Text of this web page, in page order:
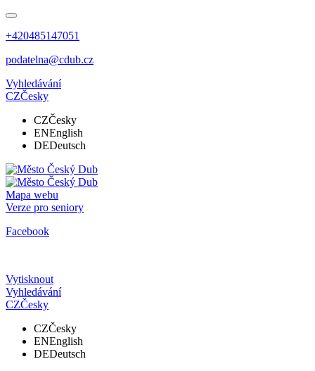
+420485147051
podatelna@cdub.cz
Vyhledávání
CZČesky
CZČesky
ENEnglish
DEDeutsch
Mapa webu
Verze pro seniory
Facebook
Vytisknout
Vyhledávání
CZČesky
CZČesky
ENEnglish
DEDeutsch